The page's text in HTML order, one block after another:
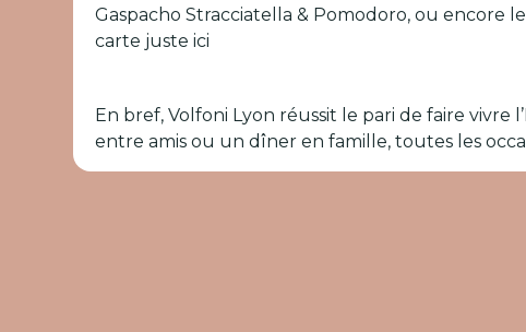
Gaspacho Stracciatella & Pomodoro, ou encore
carte juste ici
En bref, Volfoni Lyon réussit le pari de faire
entre amis ou un dîner en famille, toutes les